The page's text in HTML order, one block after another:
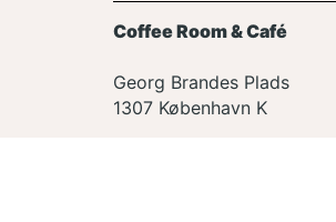
Coffee Room & Café
Georg Brandes Plads
1307 København K